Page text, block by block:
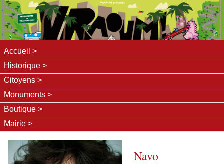
Accueil
Historique
Citoyens
Monuments
Boutique
Mairie
Navo